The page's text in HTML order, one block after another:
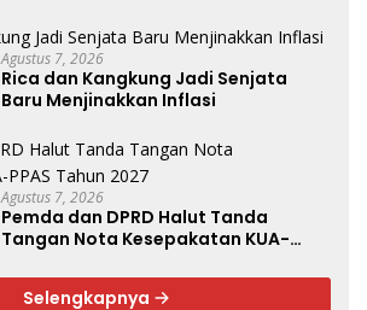
Agustus 7, 2026
Rica dan Kangkung Jadi Senjata
Baru Menjinakkan Inflasi
Agustus 7, 2026
Pemda dan DPRD Halut Tanda
Tangan Nota Kesepakatan KUA-
Selengkapnya